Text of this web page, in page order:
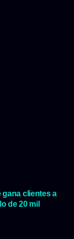
gana clientes a
de 20 mil